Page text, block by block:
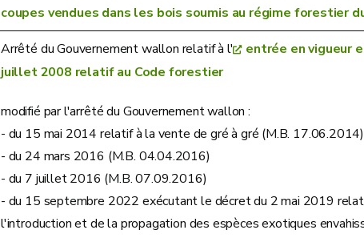
coupes vendues dans les bois soumis au régime forestier
Arrêté du Gouvernement wallon relatif à l'
entrée en vigueur
juillet 2008 relatif au Code forestier
modifié par l'arrêté du Gouvernement wallon :
- du 15 mai 2014 relatif à la vente de gré à gré (M.B. 17.06.2014)
- du 24 mars 2016 (M.B. 04.04.2016)
- du 7 juillet 2016 (M.B. 07.09.2016)
- du 15 septembre 2022 exécutant le décret du 2 mai 2019
l'introduction et de la propagation des espèces exotiques